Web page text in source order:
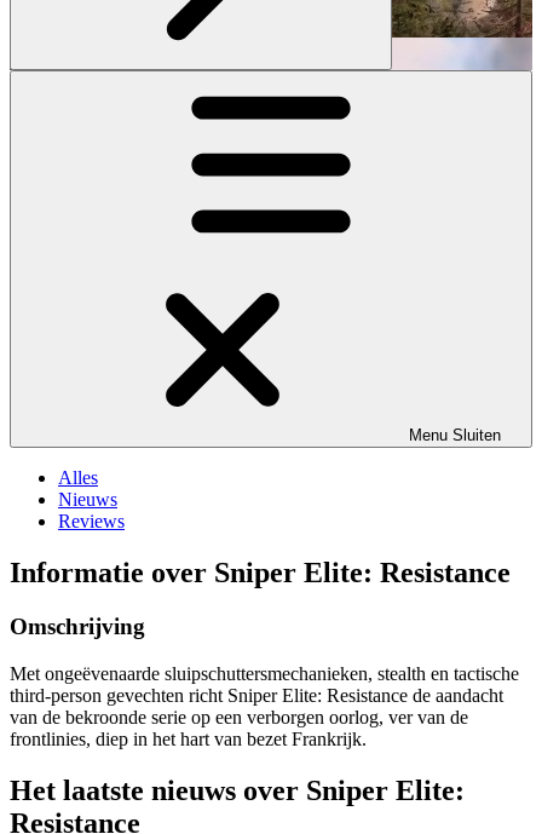
Menu Sluiten
Alles
Nieuws
Reviews
Informatie over Sniper Elite: Resistance
Omschrijving
Met ongeëvenaarde sluipschuttersmechanieken, stealth en tactische
third-person gevechten richt Sniper Elite: Resistance de aandacht
van de bekroonde serie op een verborgen oorlog, ver van de
frontlinies, diep in het hart van bezet Frankrijk.
Het laatste nieuws over Sniper Elite:
Resistance